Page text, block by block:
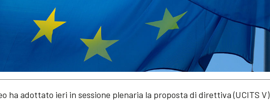
ha adottato ieri in sessione plenaria la proposta di direttiva (UCITS V)